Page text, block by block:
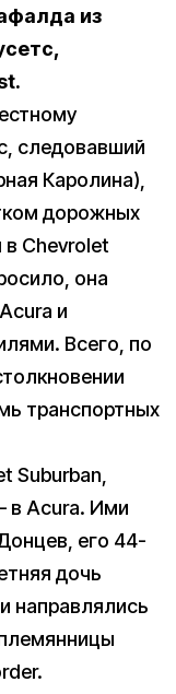
из
следовавший
Каролина),
дорожных
в Chevrolet
она
и
Всего, по
транспортных
Suburban,
в Acura. Ими
его 44-
дочь
направлялись